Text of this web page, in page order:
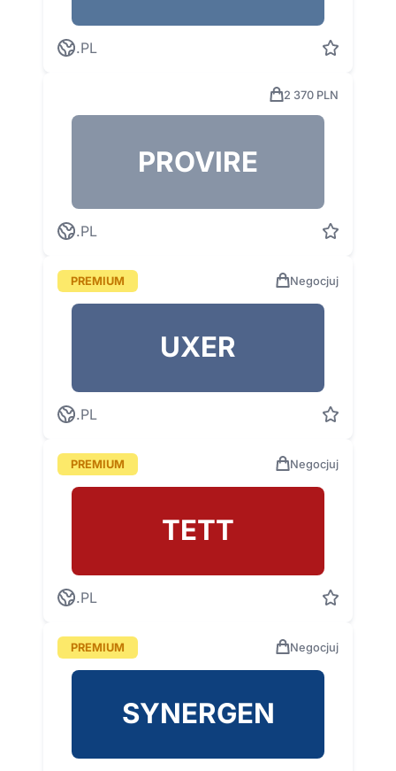
.PL
2 370 PLN
PROVIRE
.PL
PREMIUM Negocjuj
UXER
.PL
PREMIUM Negocjuj
TETT
.PL
PREMIUM Negocjuj
SYNERGEN